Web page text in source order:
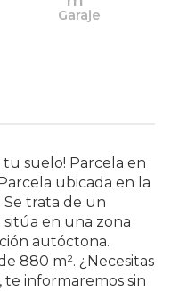
Garaje
suelo! Parcela en
ubicada en la
Se trata de un
en una zona
autóctona.
880 m². ¿Necesitas
te informaremos sin